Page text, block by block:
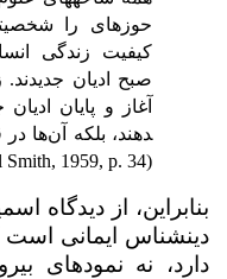
حوزه­ای را
کیفیت زندگی
صبح ادیان
آغاز و پایان
دهند، بلکه آن‌ها
(
Smith, 1959, p. 34
بنابراین، از دیدگاه
دین­شناس ایمانی
دارد، نه نمودهای